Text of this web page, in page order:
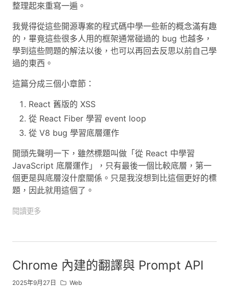
整理起來重寫一遍。
我覺得從這些開源專案的程式碼中學一些新的概念滿有趣
的，畢竟這些很多人用的框架通常碰過的 bug 也越多，
學到這些問題的解法以後，也可以再回去反思以前自己學
過的東西。
這篇分成三個小章節：
React 舊版的 XSS
從 React Fiber 學習 event loop
從 V8 bug 學習底層運作
開頭先聲明一下，雖然標題叫做「從 React 中學習
JavaScript 底層運作」，只有最後一個比較底層，第一
個更是與底層沒什麼關係。只是我沒想到比這個更好的標
題，因此就用這個了。
閱讀更多
Chrome 內建的翻譯與 Prompt API
2025年9月27日 Web